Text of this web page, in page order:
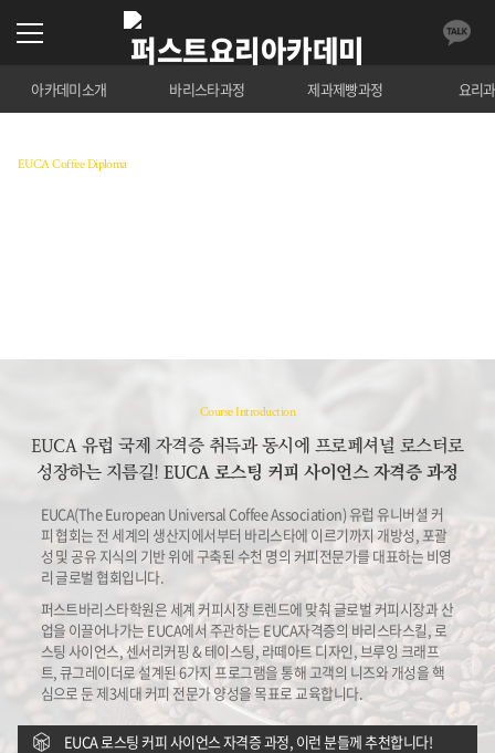
아카데미소개 바리스타과정 제과제빵과정 요리
EUCA Coffee Diploma
Course Introduction
EUCA 유럽 국제 자격증 취득과 동시에 프로페셔널 로스터로
성장하는 지름길!EUCA 로스팅 커피 사이언스 자격증 과정
EUCA(The European Universal Coffee Association) 유럽 유니버셜 커
피 협회는 전 세계의 생산지에서부터 바리스타에 이르기까지 개방성, 포괄
성 및 공유 지식의 기반 위에 구축된 수천 명의 커피전문가를 대표하는 비영
리 글로벌 협회입니다.
퍼스트바리스타학원은 세계 커피시장 트렌드에 맞춰 글로벌 커피시장과 산
업을 이끌어나가는 EUCA에서 주관하는 EUCA자격증의 바리스타스킬, 로
스팅 사이언스, 센서리커핑 & 테이스팅, 라떼아트 디자인, 브루잉 크래프
트, 큐그레이더로 설계된 6가지 프로그램을 통해 고객의 니즈와 개성을 핵
심으로 둔 제3세대 커피 전문가 양성을 목표로 교육합니다.
EUCA 로스팅 커피 사이언스 자격증 과정, 이런 분들께 추천합니다!